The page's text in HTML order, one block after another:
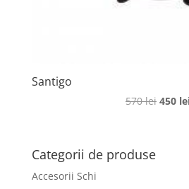
Santigo
570lei Prețul
450
Categorii de produse
Accesorii Schi